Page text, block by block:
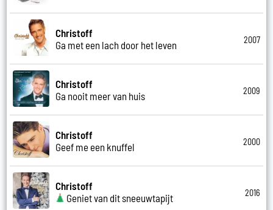
Christoff
Ga met een lach door het leven
2007
Christoff
Ga nooit meer van huis
2009
Christoff
Geef me een knuffel
2000
Christoff
Geniet van dit sneeuwtapijt
2016